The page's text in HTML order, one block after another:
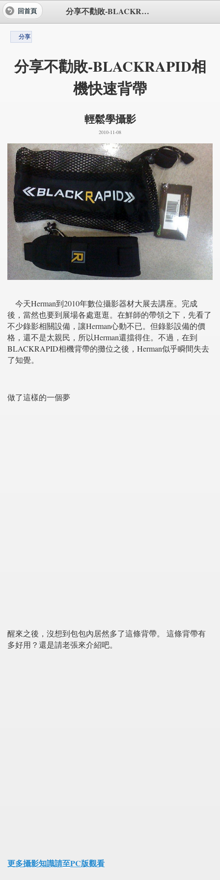
分享不勸敗-BLACKRAPID相機快速背帶
回首頁
分享
分享不勸敗-BLACKRAPID相
機快速背帶
輕鬆學攝影
2010-11-08
今天Herman到2010年數位攝影器材大展去講座。完成
後，當然也要到展場各處逛逛。在鮮師的帶領之下，先看了
不少錄影相關設備，讓Herman心動不已。但錄影設備的價
格，還不是太親民，所以Herman還擋得住。不過，在到
BLACKRAPID相機背帶的攤位之後，Herman似乎瞬間失去
了知覺。
做了這樣的一個夢
醒來之後，沒想到包包內居然多了這條背帶。 這條背帶有
多好用？還是請老張來介紹吧。
更多攝影知識請至PC版觀看